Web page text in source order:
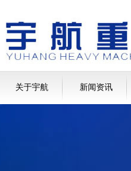
关于宇航 新闻资讯